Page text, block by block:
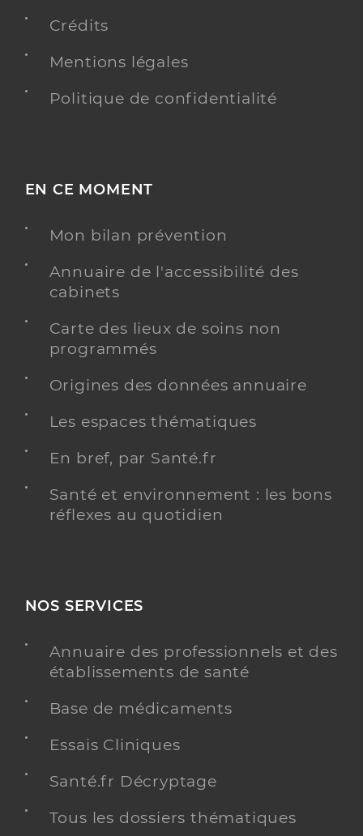
Crédits
Mentions légales
Politique de confidentialité
EN CE MOMENT
Mon bilan prévention
Annuaire de l'accessibilité des
cabinets
Carte des lieux de soins non
programmés
Origines des données annuaire
Les espaces thématiques
En bref, par Santé.fr
Santé et environnement : les bons
réflexes au quotidien
NOS SERVICES
Annuaire des professionnels et des
établissements de santé
Base de médicaments
Essais Cliniques
Santé.fr Décryptage
Tous les dossiers thématiques